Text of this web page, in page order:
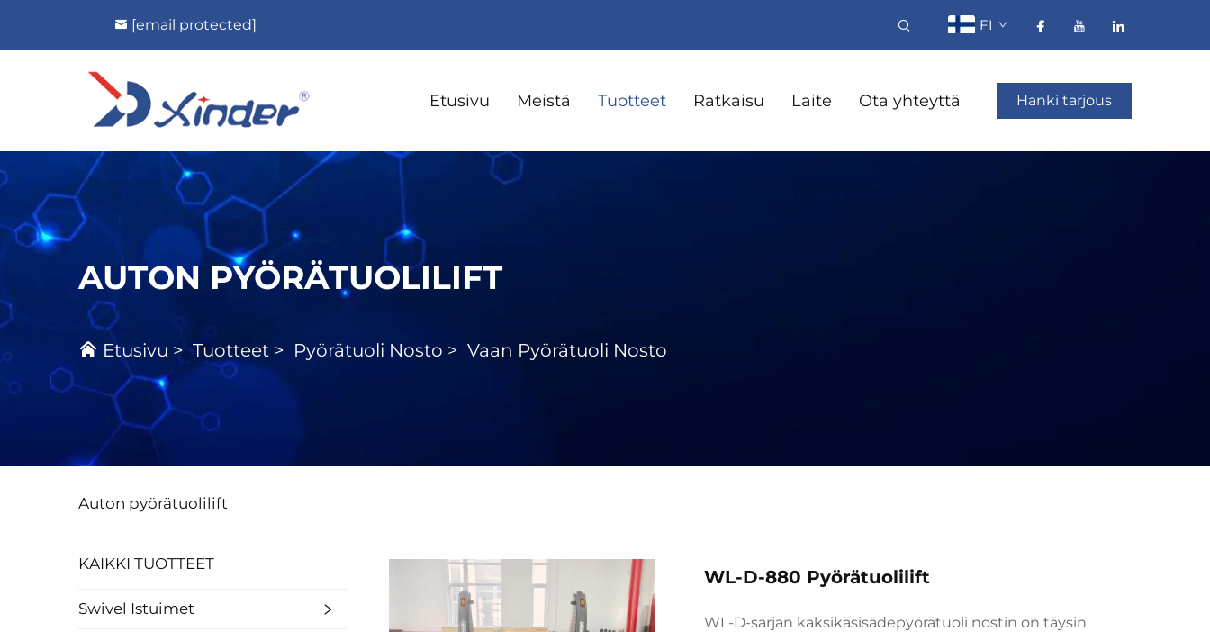
[email protected] FI
Etusivu Meistä Tuotteet Ratkaisu Laite Ota yhteyttä Hanki tarjous
AUTON PYÖRÄTUOLILIFT
Etusivu >Tuotteet > Pyörätuoli Nosto > Vaan Pyörätuoli Nosto
Auton pyörätuolilift
KAIKKI TUOTTEET
Swivel Istuimet
WL-D-880 Pyörätuolilift
WL-D-sarjan kaksikäsisädepyörätuoli nostin on täysin